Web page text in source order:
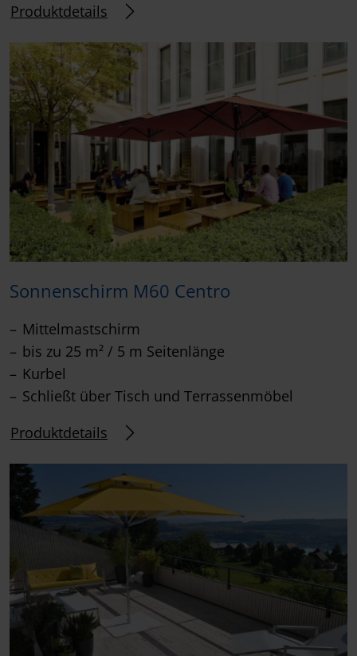
Produktdetails
Sonnenschirm M60 Centro
Mittelmastschirm
bis zu 25 m² / 5 m Seitenlänge
Kurbel
Schließt über Tisch und Terrassenmöbel
Produktdetails